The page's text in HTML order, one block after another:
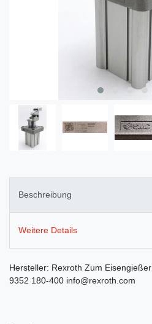
Beschreibung
Weitere Details
Hersteller: Rexroth Zum Eisengießer
9352 180-400 info@rexroth.com